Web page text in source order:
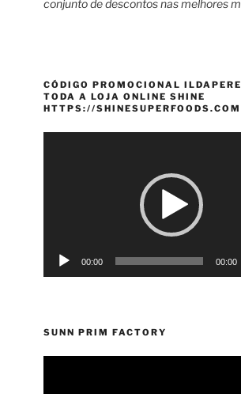
conjunto de descontos nas melhores
CÓDIGO PROMOCIONAL
TODA A LOJA ONLINE SHINE
HTTPS://
00:00 00:00
SUNN PRIM FACTORY